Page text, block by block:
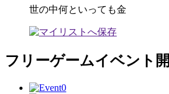
世の中何といっても金
フリーゲームイベント開